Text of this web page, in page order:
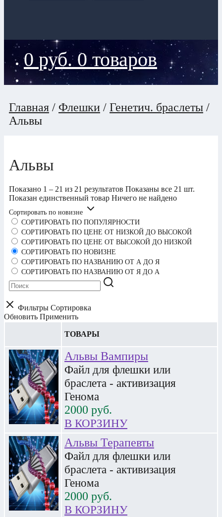
0 руб. 0 товаров
Главная / Флешки / Генетич. браслеты /
Альвы
Альвы
Показано 1 – 21 из 21 результатов Показаны все 21 шт.
Показан единственный товар Ничего не найдено
Сортировать по новизне
СОРТИРОВАТЬ ПО ПОПУЛЯРНОСТИ
СОРТИРОВАТЬ ПО ЦЕНЕ ОТ НИЗКОЙ ДО ВЫСОКОЙ
СОРТИРОВАТЬ ПО ЦЕНЕ ОТ ВЫСОКОЙ ДО НИЗКОЙ
СОРТИРОВАТЬ ПО НОВИЗНЕ
СОРТИРОВАТЬ ПО НАЗВАНИЮ ОТ А ДО Я
СОРТИРОВАТЬ ПО НАЗВАНИЮ ОТ Я ДО А
Фильтры Сортировка
Обновить Применить
ТОВАРЫ
Альвы Вампиры
Файл для флешки или
браслета - активизация
Генома
2000 руб.
В КОРЗИНУ
Альвы Терапевты
Файл для флешки или
браслета - активизация
Генома
2000 руб.
В КОРЗИНУ